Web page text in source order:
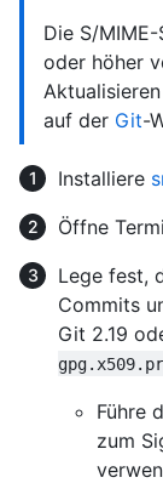
Die S/
oder höher
auf der Git-
Installiere
Öffne
Lege fest,
Commits
Git 2.19
Führe
zum